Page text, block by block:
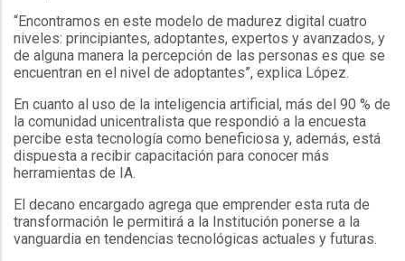
“Encontramos en este modelo de madurez digital cuatro
niveles: principiantes, adoptantes, expertos y avanzados, y
de alguna manera la percepción de las personas es que se
encuentran en el nivel de adoptantes”, explica López.
En cuanto al uso de la inteligencia artificial, más del 90 % de
la comunidad unicentralista que respondió a la encuesta
percibe esta tecnología como beneficiosa y, además, está
dispuesta a recibir capacitación para conocer más
herramientas de IA.
El decano encargado agrega que emprender esta ruta de
transformación le permitirá a la Institución ponerse a la
vanguardia en tendencias tecnológicas actuales y futuras.